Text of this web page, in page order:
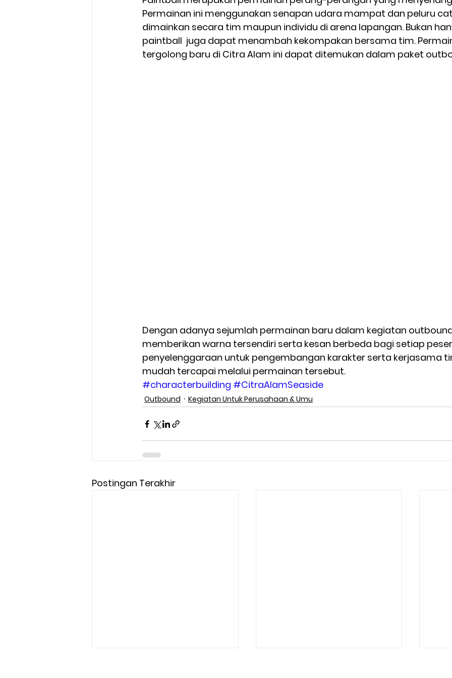
Permainan ini menggunakan senapan udara mampat dan peluru
dimainkan secara tim maupun individu di arena lapangan. Bukan
paintball  juga dapat menambah kekompakan bersama tim.
tergolong baru di Citra Alam ini dapat ditemukan dalam paket
Dengan adanya sejumlah permainan baru dalam kegiatan
memberikan warna tersendiri serta kesan berbeda bagi setiap
penyelenggaraan untuk pengembangan karakter serta kerjasama
mudah tercapai melalui permainan tersebut.
#characterbuilding #CitraAlamSeaside
Outbound Kegiatan Untuk Perusahaan & Umu
Postingan Terakhir